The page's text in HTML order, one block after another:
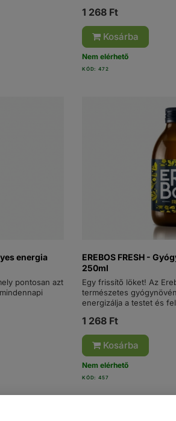
KÓD: 472
1 268 Ft
Kosárba
Nem elérhető
energia
pontosan azt
KÓD: 457
EREBOS FRESH -
250ml
Egy frissítő löket! Az
természetes
energizálja a testet és
1 268 Ft
Kosárba
Nem elérhető